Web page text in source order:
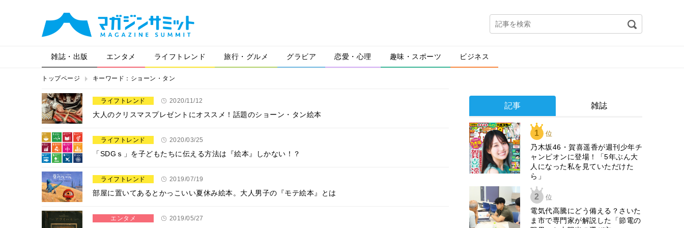
雑誌・出版 エンタメ ライフトレンド 旅行・グルメ グラビア 恋愛・心理 趣味・スポーツ ビジネス
トップページ キーワード：ショーン・タン
ライフトレンド 2020/11/12
大人のクリスマスプレゼントにオススメ！話題のショーン・タン絵本
ライフトレンド 2020/03/25
「SDGｓ」を子どもたちに伝える方法は『絵本』しかない！？
ライフトレンド 2019/07/19
部屋に置いてあるとかっこいい夏休み絵本。大人男子の『モテ絵本』とは
エンタメ 2019/05/27
記事 雑誌
1 位
乃木坂46・賀喜遥香が週刊少年チ
ャンピオンに登場！「5年ぶん大
人になった私を見ていただけた
ら」
2 位
電気代高騰にどう備える？さいた
ま市で専門家が解説した「節電の